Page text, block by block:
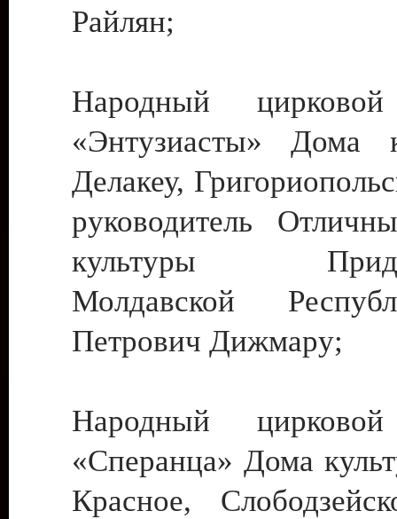
Райлян;
Народный цирковой
«Энтузиасты» Дома
Делакеу,
руководитель
культуры
Молдавской
Петрович Дижмару;
Народный цирковой
«Сперанца» Дома
Красное,